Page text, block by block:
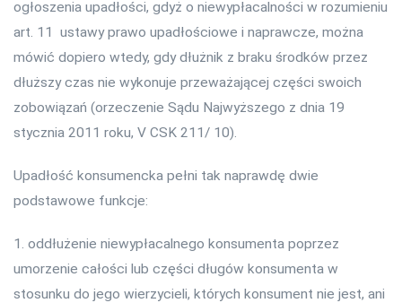
ogłoszenia upadłości, gdyż o niewypłacalności w rozumieniu
art. 11 ustawy prawo upadłościowe i naprawcze, można
mówić dopiero wtedy, gdy dłużnik z braku środków przez
dłuższy czas nie wykonuje przeważającej części swoich
zobowiązań (orzeczenie Sądu Najwyższego z dnia 19
stycznia 2011 roku, V CSK 211/ 10).
Upadłość konsumencka pełni tak naprawdę dwie
podstawowe funkcje:
1. oddłużenie niewypłacalnego konsumenta poprzez
umorzenie całości lub części długów konsumenta w
stosunku do jego wierzycieli, których konsument nie jest, ani